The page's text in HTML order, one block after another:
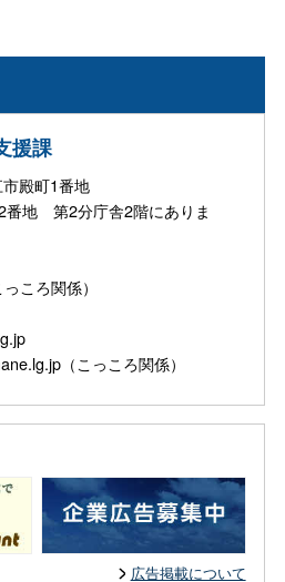
援課
殿町1番地
番地 第2分庁舎2階にありま
ろ関係）
（こっころ関係）
広告掲載について